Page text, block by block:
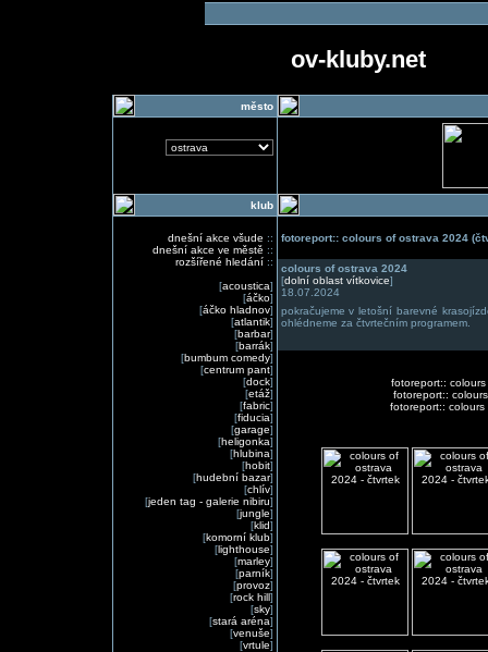
ov-kluby.net
město
klub
dnešní akce všude ::
dnešní akce ve městě ::
rozšířené hledání::
[acoustica]
[áčko]
[áčko hladnov]
[atlantik]
[barbar]
[barrák]
[bumbum comedy]
[centrum pant]
[dock]
[etáž]
[fabric]
[fiducia]
[garage]
[heligonka]
[hlubina]
[hobit]
[hudební bazar]
[chlív]
[jeden tag - galerie nibiru]
[jungle]
[klid]
[komorní klub]
[lighthouse]
[marley]
[parník]
[provoz]
[rock hill]
[sky]
[stará aréna]
[venuše]
[vrtule]
fotoreport:: colours of ostrava 2024
colours of ostrava 2024
[dolní oblast vítkovice]
18.07.2024
pokračujeme v letošní barevné
ohlédneme za čtvrtečním programem.
fotoreport::
fotoreport::
fotoreport::